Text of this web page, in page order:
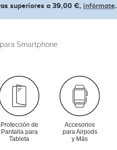
superiores a 39,00 €, infórmate.
Smartphone
Protección de
Pantalla para
Tableta
Accesorios
para Airpods
y Más